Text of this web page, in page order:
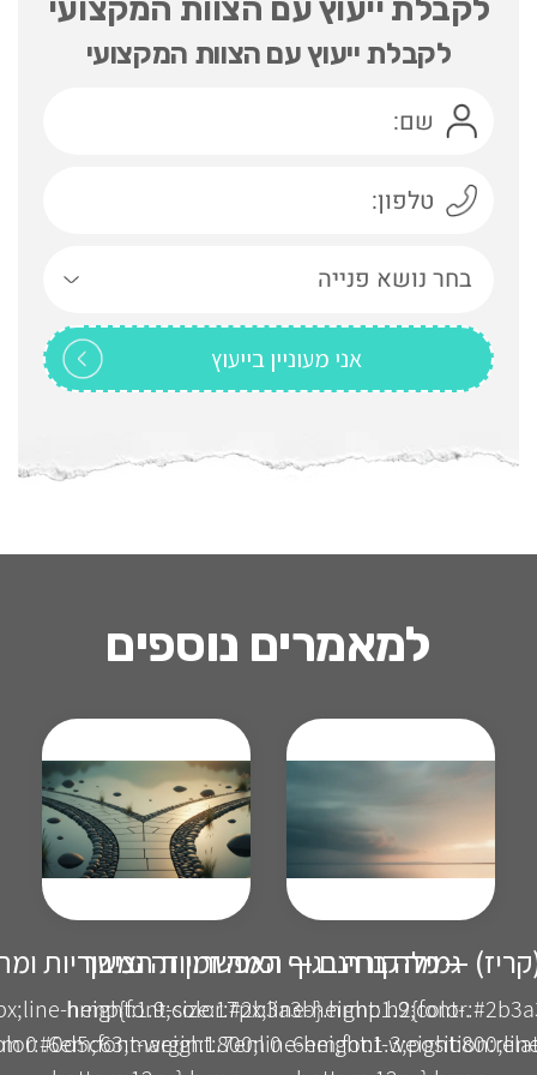
לקבלת ייעוץ עם הצוות המקצועי
לקבלת ייעוץ עם הצוות המקצועי
למאמרים נוספים
— מה קורה בגוף וכמה זמן זה נמשך
.hrmp{font-size:17px;line-
0 .6em;font-
גמילה בחינם — האפשרויות הציבוריות
height:1.9;color:#2b3a3b}.hrmp h2{font-
0 .6em;font-weight:800;line-